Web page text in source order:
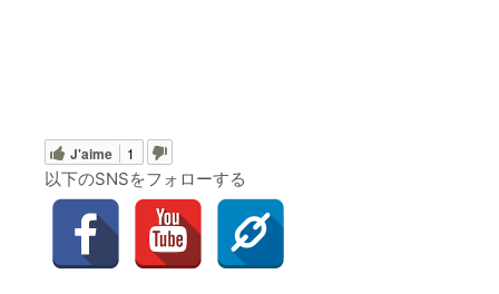
J'aime 1
以下のSNSをフォローする